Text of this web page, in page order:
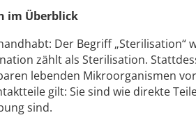
im Überblick
Der Begriff „Sterilisation“
zählt als Sterilisation.
lebenden Mikroorganismen
gilt: Sie sind wie direkte
sind.